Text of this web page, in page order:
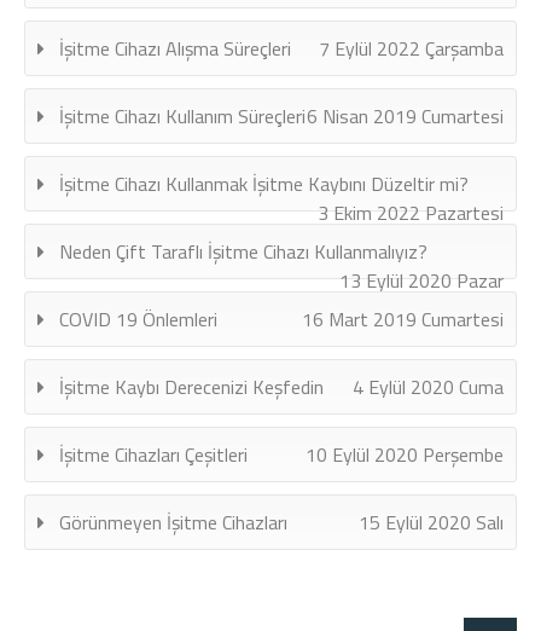
İşitme Cihazı Alışma Süreçleri 7 Eylül 2022 Çarşamba
İşitme Cihazı Kullanım Süreçleri6 Nisan 2019 Cumartesi
İşitme Cihazı Kullanmak İşitme Kaybını Düzeltir mi?
3 Ekim 2022 Pazartesi
Neden Çift Taraflı İşitme Cihazı Kullanmalıyız?
13 Eylül 2020 Pazar
COVID 19 Önlemleri
16 Mart 2019 Cumartesi
İşitme Kaybı Derecenizi Keşfedin 4 Eylül 2020 Cuma
İşitme Cihazları Çeşitleri 10 Eylül 2020 Perşembe
Görünmeyen İşitme Cihazları 15 Eylül 2020 Salı